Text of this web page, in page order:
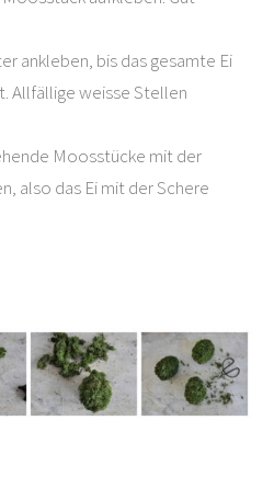
ankleben, bis das gesamte Ei
Allfällige weisse Stellen
Moosstücke mit der
also das Ei mit der Schere